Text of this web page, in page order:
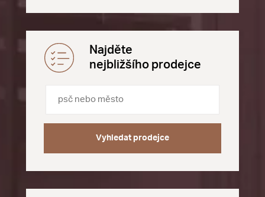
Najděte
nejbližšího prodejce
Vyhledat prodejce